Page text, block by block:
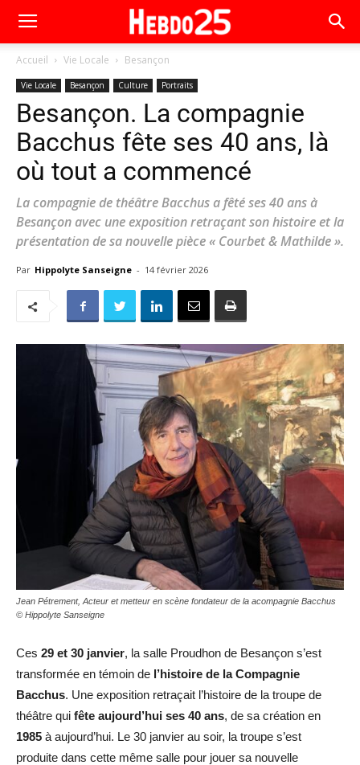
Accueil Vie Locale Besançon
Vie Locale Besançon Culture Portraits
Besançon. La compagnie
Bacchus fête ses 40 ans, là
où tout a commencé
La compagnie de théâtre Bacchus a fêté ses 40 ans à
Besançon avec une exposition retraçant son histoire et la
présentation de sa nouvelle pièce « Courbet & Mathilde ».
Par Hippolyte Sanseigne - 14 février 2026
Jean Pétrement, Acteur et metteur en scène fondateur de la acompagnie Bacchus
© Hippolyte Sanseigne
Ces 29 et 30 janvier, la salle Proudhon de Besançon s’est
transformée en témoin de l’histoire de la Compagnie
Bacchus. Une exposition retraçait l’histoire de la troupe de
théâtre qui fête aujourd’hui ses 40 ans, de sa création en
1985 à aujourd’hui. Le 30 janvier au soir, la troupe s’est
produite dans cette même salle pour jouer sa nouvelle